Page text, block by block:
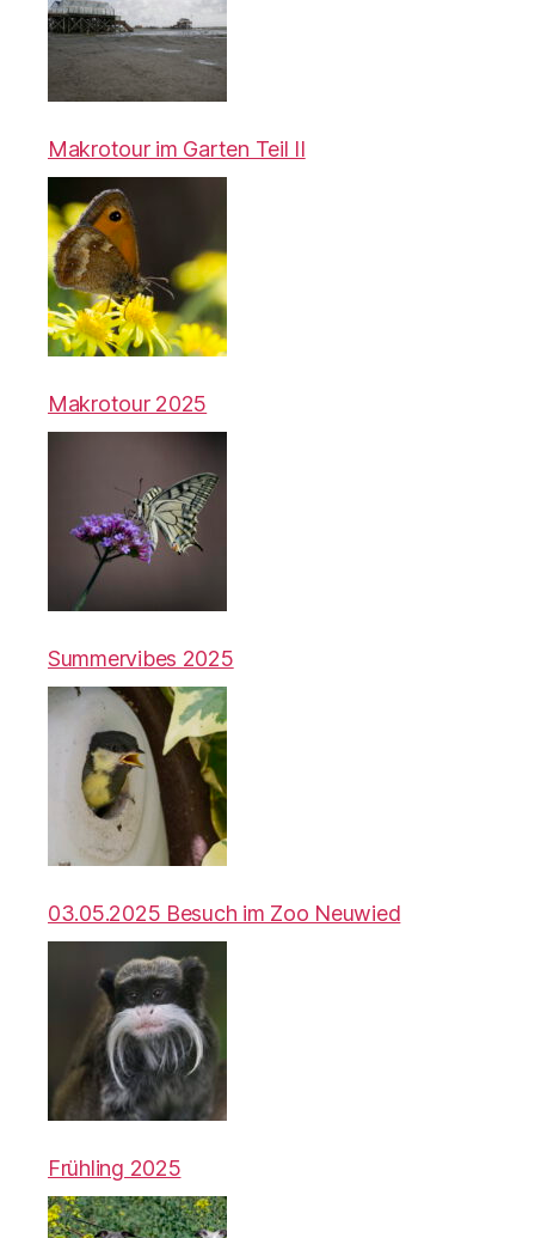
Makrotour im Garten Teil II
Makrotour 2025
Summervibes 2025
03.05.2025 Besuch im Zoo Neuwied
Frühling 2025